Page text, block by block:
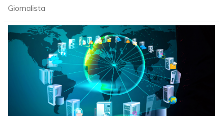
Giornalista